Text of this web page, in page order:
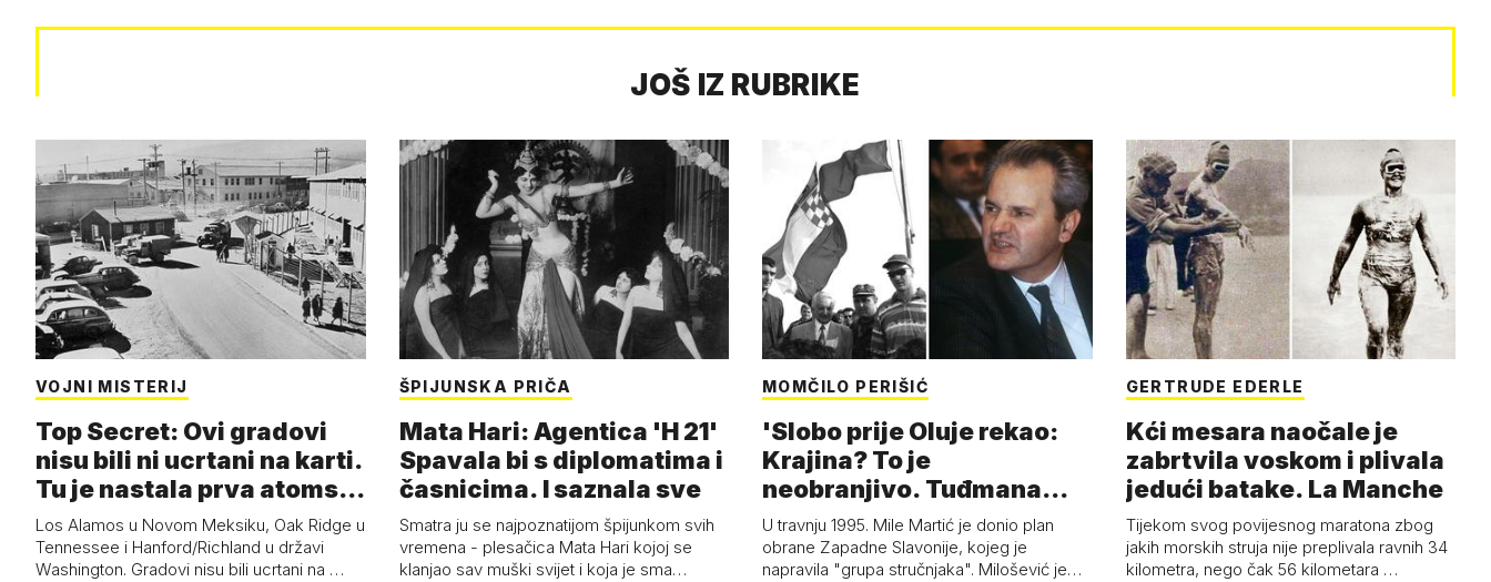
JOŠ IZ RUBRIKE
VOJNI MISTERIJ
Top Secret: Ovi gradovi
nisu bili ni ucrtani na karti.
Tu je nastala prva atoms…
Los Alamos u Novom Meksiku, Oak Ridge u
Tennessee i Hanford/Richland u državi
Washington. Gradovi nisu bili ucrtani na …
ŠPIJUNSKA PRIČA
Mata Hari: Agentica 'H 21'
Spavala bi s diplomatima i
časnicima. I saznala sve
Smatra ju se najpoznatijom špijunkom svih
vremena - plesačica Mata Hari kojoj se
klanjao sav muški svijet i koja je sma…
MOMČILO PERIŠIĆ
'Slobo prije Oluje rekao:
Krajina? To je
neobranjivo. Tuđmana
zvao Krivousti'
U travnju 1995. Mile Martić je donio plan
obrane Zapadne Slavonije, kojeg je
napravila "grupa stručnjaka". Milošević je…
GERTRUDE EDERLE
Kći mesara naočale je
zabrtvila voskom i plivala
jedući batake. La Manche
Tijekom svog povijesnog maratona zbog
jakih morskih struja nije preplivala ravnih 34
kilometra, nego čak 56 kilometara …